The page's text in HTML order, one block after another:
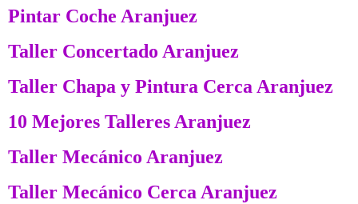
Pintar Coche Aranjuez
Taller Concertado Aranjuez
Taller Chapa y Pintura Cerca Aranjuez
10 Mejores Talleres Aranjuez
Taller Mecánico Aranjuez
Taller Mecánico Cerca Aranjuez